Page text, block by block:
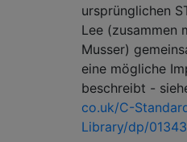
ursprünglichen
Lee (zusammen
Musser)
eine mögliche
beschreibt -
co.uk/C-
Library/dp/